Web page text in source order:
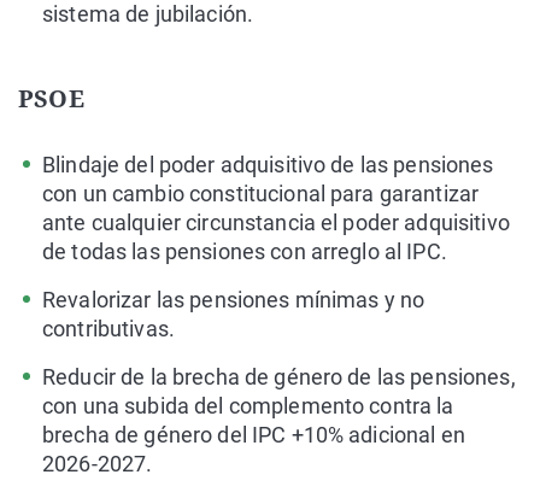
sistema de jubilación.
PSOE
Blindaje del poder adquisitivo de las pensiones
con un cambio constitucional para garantizar
ante cualquier circunstancia el poder adquisitivo
de todas las pensiones con arreglo al IPC.
Revalorizar las pensiones mínimas y no
contributivas.
Reducir de la brecha de género de las pensiones,
con una subida del complemento contra la
brecha de género del IPC +10% adicional en
2026-2027.